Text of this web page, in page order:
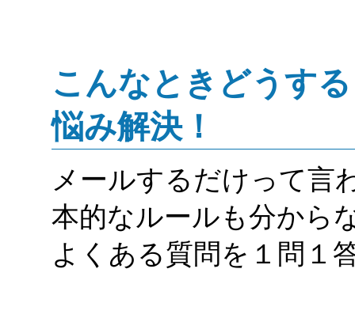
こんなときどうす
悩み解決！
メールするだけって言
本的なルールも分から
よくある質問を１問１